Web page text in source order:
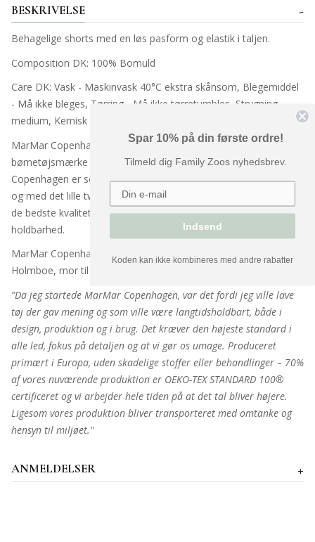
BESKRIVELSE
Behagelige shorts med en løs pasform og elastik i taljen.
Composition DK: 100% Bomuld
Care DK: Vask - Maskinvask 40°C ekstra skånsom, Blegemiddel
- Må ikke bleges, Tørring - Må ikke tørretumbles, Strygning -
medium, Kemisk - Må ikke renses
MarMar Copenhagen, etableret i 2008, er et dansk
børnetøjsmærke til drenge og piger, fra nyfødt til 16 år. MarMar
Copenhagen er sofistikeret, klassisk luksus, med cool detaljer
og med det lille twist, der gør tøjet til noget helt særligt. Altid i
de bedste kvaliteter og med fokus på funktionalitet og
holdbarhed.
MarMar Copenhagen er grundlagt og designet af Marlene
Holmboe, mor til en søn, tvillingepiger og nu også hunde-mor.
”Da jeg startede MarMar Copenhagen, var det fordi jeg ville lave
tøj der gav mening og som ville være langtidsholdbart, både i
design, produktion og i brug. Det kræver den højeste standard i
alle led, fokus på detaljen og at vi gør os umage. Produceret
primært i Europa, uden skadelige stoffer eller behandlinger – 70%
af vores nuværende produktion er OEKO-TEX STANDARD 100®
certificeret og vi arbejder hele tiden på at det tal bliver højere.
Ligesom vores produktion bliver transporteret med omtanke og
hensyn til miljøet."
ANMELDELSER
Spar 10% på din første ordre!
Tilmeld dig Family Zoos nyhedsbrev.
Indsend
Koden kan ikke kombineres med andre rabatter